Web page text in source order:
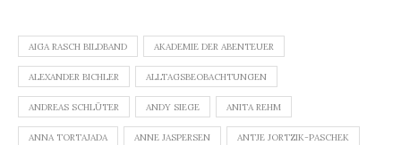
AIGA RASCH BILDBAND AKADEMIE DER ABENTEUER
ALEXANDER BICHLER ALLTAGSBEOBACHTUNGEN
ANDREAS SCHLÜTER ANDY SIEGE ANITA REHM
ANNA TORTAJADA ANNE JASPERSEN ANTJE JORTZIK-PASCHEK